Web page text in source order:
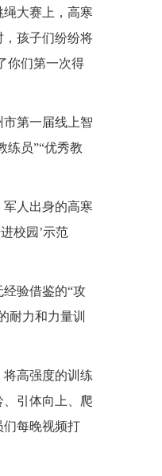
大赛上，高寒
，孩子们纷纷将
你们第一次得
第一届线上智
练员”“优秀教
人出身的高寒
校园’示范
验借鉴的“攻
耐力和力量训
高强度的训练
引体向上、爬
们每晚视频打